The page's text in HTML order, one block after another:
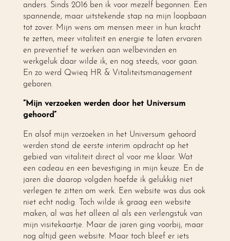
anders. Sinds 2016 ben ik voor mezelf begonnen. Een
spannende, maar uitstekende stap na mijn loopbaan
tot zover. Mijn wens om mensen meer in hun kracht
te zetten, meer vitaliteit en energie te laten ervaren
en preventief te werken aan welbevinden en
werkgeluk daar wilde ik, en nog steeds, voor gaan.
En zo werd Qwieq HR & Vitaliteitsmanagement
geboren.
“Mijn verzoeken werden door het Universum
gehoord”
En alsof mijn verzoeken in het Universum gehoord
werden stond de eerste interim opdracht op het
gebied van vitaliteit direct al voor me klaar. Wat
een cadeau en een bevestiging in mijn keuze. En de
jaren die daarop volgden hoefde ik gelukkig niet
verlegen te zitten om werk. Een website was dus ook
niet echt nodig. Toch wilde ik graag een website
maken, al was het alleen al als een verlengstuk van
mijn visitekaartje. Maar de jaren ging voorbij, maar
nog altijd geen website. Maar toch bleef er iets